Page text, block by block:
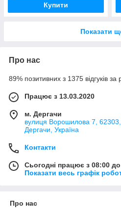
Купити
Показати
Про нас
89% позитивних з 1375 відгуків за
Працює з 13.03.2020
м. Дергачи
вулиця Ворошилова 7,
Дергачи, Україна
Контакти
Сьогодні працює з 08:00
Показати весь графік
Про нас